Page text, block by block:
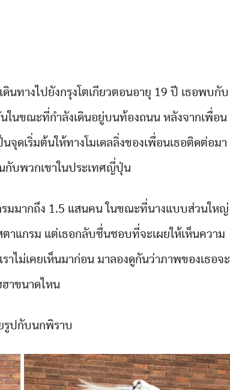
ดินทางไปยังกรุงโตเกียวตอนอายุ 19 ปี เธอพบกับ
นขณะที่กำลังเดินอยู่บนท้องถนน หลังจากเพื่อน
จุดเริ่มต้นให้ทางโมเดลลิ่งของเพื่อนเธอติดต่อมา
กับพวกเขาในประเทศญี่ปุ่น
มมากถึง 1.5 แสนคน ในขณะที่นางแบบส่วนใหญ่
แกรม แต่เธอกลับชื่นชอบที่จะเผยให้เห็นความ
าไม่เคยเห็นมาก่อน มาลองดูกันว่าภาพของเธอจะ
ฮาขนาดไหน
รูปกับนกพิราบ